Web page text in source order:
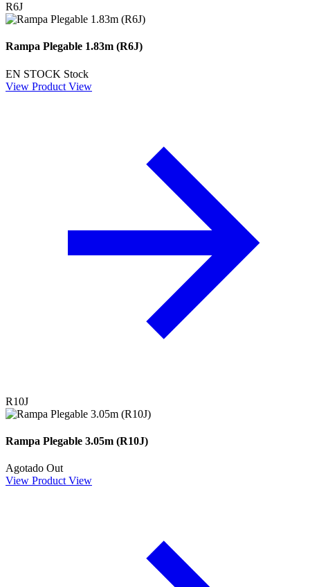
R6J
Rampa Plegable 1.83m (R6J)
EN STOCK Stock
View Product View
R10J
Rampa Plegable 3.05m (R10J)
Agotado Out
View Product View